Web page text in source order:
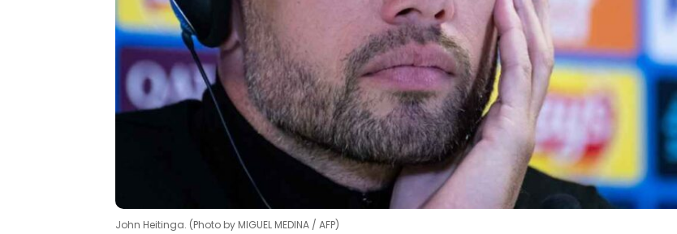
John Heitinga. (Photo by MIGUEL MEDINA / AFP)